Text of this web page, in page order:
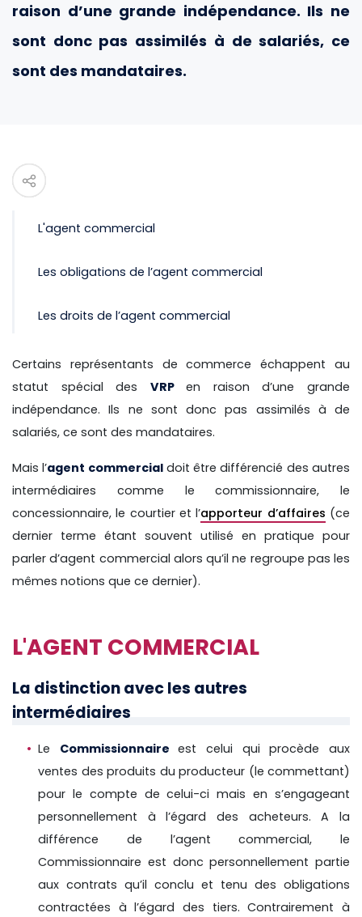
raison d’une grande indépendance. Ils ne
sont donc pas assimilés à de salariés, ce
sont des mandataires.
L'agent commercial
Les obligations de l’agent commercial
Les droits de l’agent commercial
Certains représentants de commerce échappent au
statut spécial des VRPen raison d’une grande
indépendance. Ils ne sont donc pas assimilés à de
salariés, ce sont des mandataires.
Mais l’agent commercialdoit être différencié des autres
intermédiaires comme le commissionnaire, le
concessionnaire, le courtier et l’apporteur d’affaires (ce
dernier terme étant souvent utilisé en pratique pour
parler d’agent commercial alors qu’il ne regroupe pas les
mêmes notions que ce dernier).
L'AGENT COMMERCIAL
La distinction avec les autres
intermédiaires
Le Commissionnaireest celui qui procède aux
ventes des produits du producteur (le commettant)
pour le compte de celui-ci mais en s’engageant
personnellement à l’égard des acheteurs. A la
différence de l’agent commercial, le
Commissionnaire est donc personnellement partie
aux contrats qu’il conclu et tenu des obligations
contractées à l’égard des tiers. Contrairement à